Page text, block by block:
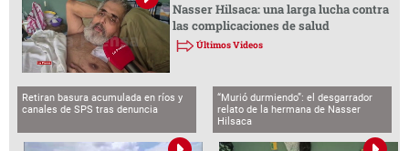
Nasser Hilsaca: una larga lucha contra
las complicaciones de salud
Últimos Videos
Retiran basura acumulada en ríos y
canales de SPS tras denuncia
“Murió durmiendo”: el desgarrador
relato de la hermana de Nasser
Hilsaca